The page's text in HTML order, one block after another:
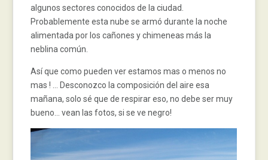
algunos sectores conocidos de la ciudad.
Probablemente esta nube se armó durante la noche
alimentada por los cañones y chimeneas más la
neblina común.
Así que como pueden ver estamos mas o menos no
mas ! … Desconozco la composición del aire esa
mañana, solo sé que de respirar eso, no debe ser muy
bueno… vean las fotos, si se ve negro!